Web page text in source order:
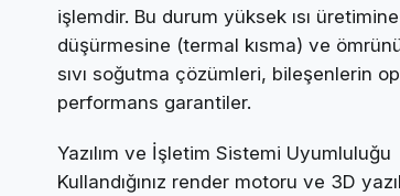
işlemdir. Bu durum yüksek ısı
düşürmesine (termal kısma) ve
sıvı soğutma çözümleri, bileşenlerin
performans garantiler.
Yazılım ve İşletim Sistemi Uyumluluğu
Kullandığınız render motoru ve 3D